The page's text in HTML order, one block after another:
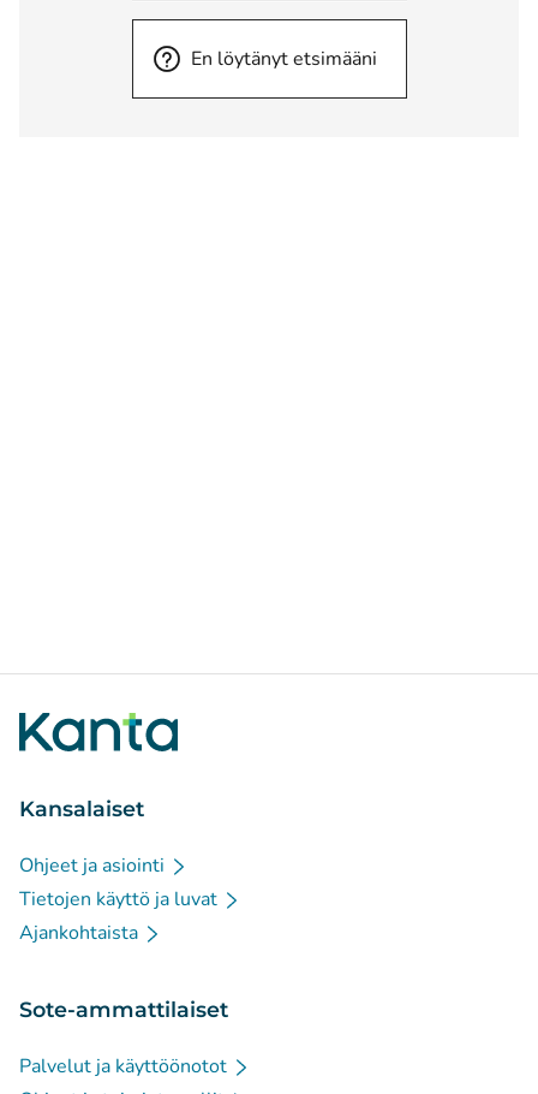
En löytänyt etsimääni
Kansalaiset
Ohjeet ja asiointi
Tietojen käyttö ja luvat
Ajankohtaista
Sote-ammattilaiset
Palvelut ja käyttöönotot